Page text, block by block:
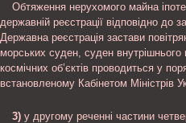
Обтяження нерухомого майна
державній реєстрації відповідно до
Державна реєстрація застави
морських суден, суден внутрішнього
космічних об’єктів проводиться у
встановленому Кабінетом Міністрів
3) у другому реченні частини